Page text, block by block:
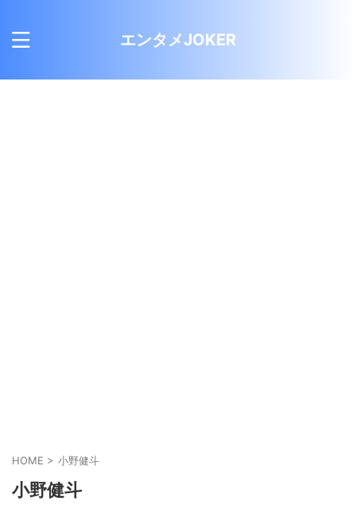
エンタメJOKER
HOME > 小野健斗
小野健斗